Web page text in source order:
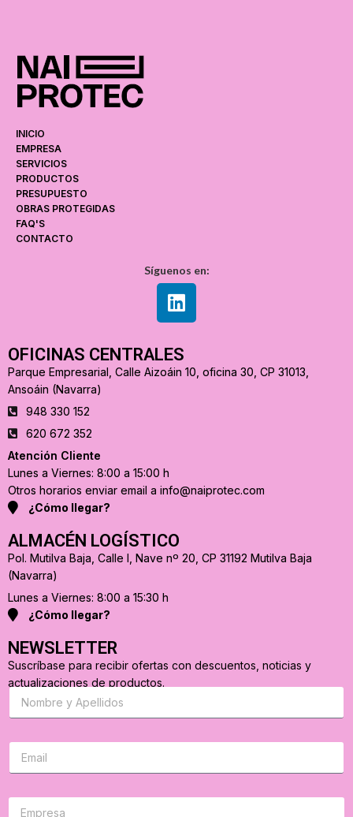
INICIO
EMPRESA
SERVICIOS
PRODUCTOS
PRESUPUESTO
OBRAS PROTEGIDAS
FAQ'S
CONTACTO
Síguenos en:
OFICINAS CENTRALES
Parque Empresarial, Calle Aizoáin 10, oficina 30, CP 31013,
Ansoáin (Navarra)
948 330 152
620 672 352
Atención Cliente
Lunes a Viernes: 8:00 a 15:00 h
Otros horarios enviar email a info@naiprotec.com
¿Cómo llegar?
ALMACÉN LOGÍSTICO
Pol. Mutilva Baja, Calle I, Nave nº 20, CP 31192 Mutilva Baja
(Navarra)
Lunes a Viernes: 8:00 a 15:30 h
¿Cómo llegar?
NEWSLETTER
Suscríbase para recibir ofertas con descuentos, noticias y
actualizaciones de productos.
S
s
r
b
s
C
r
e